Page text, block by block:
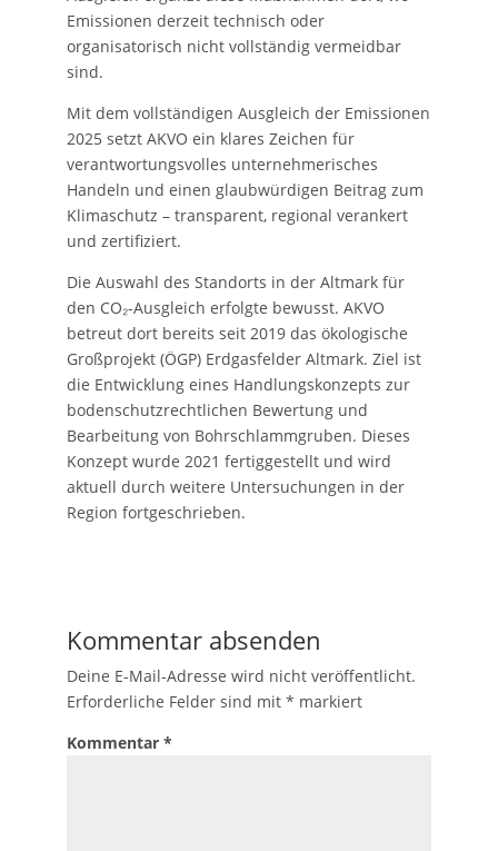
Emissionen derzeit technisch oder
organisatorisch nicht vollständig vermeidbar
sind.
Mit dem vollständigen Ausgleich der Emissionen
2025 setzt AKVO ein klares Zeichen für
verantwortungsvolles unternehmerisches
Handeln und einen glaubwürdigen Beitrag zum
Klimaschutz – transparent, regional verankert
und zertifiziert.
Die Auswahl des Standorts in der Altmark für
den CO₂-Ausgleich erfolgte bewusst. AKVO
betreut dort bereits seit 2019 das ökologische
Großprojekt (ÖGP) Erdgasfelder Altmark. Ziel ist
die Entwicklung eines Handlungskonzepts zur
bodenschutzrechtlichen Bewertung und
Bearbeitung von Bohrschlammgruben. Dieses
Konzept wurde 2021 fertiggestellt und wird
aktuell durch weitere Untersuchungen in der
Region fortgeschrieben.
Kommentar absenden
Deine E-Mail-Adresse wird nicht veröffentlicht.
Erforderliche Felder sind mit * markiert
Kommentar *